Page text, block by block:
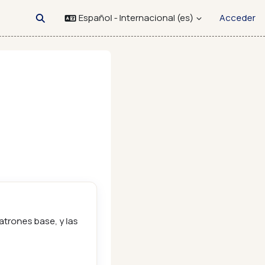
Selector de búsqueda de entrada
Español - Internacional ‎(es)‎ Acceder
base, y las